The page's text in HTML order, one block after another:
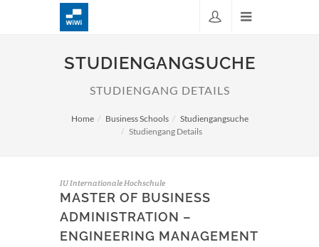
STUDIENGANGSUCHE
STUDIENGANG DETAILS
Home Business Schools
Studiengangsuche
Studiengang Details
IU Internationale Hochschule
MASTER OF BUSINESS
ADMINISTRATION –
ENGINEERING MANAGEMENT